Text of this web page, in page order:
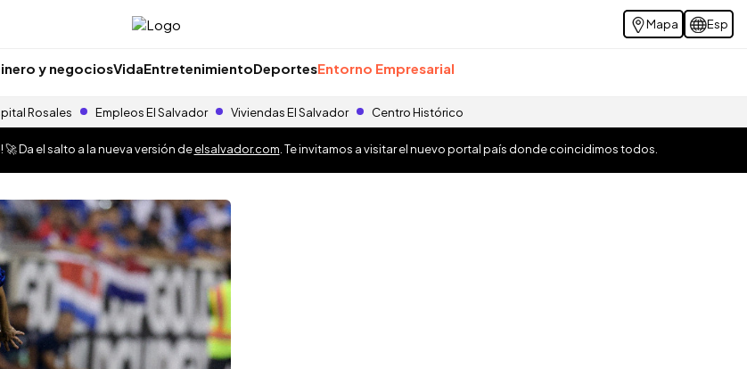
Mapa Esp
y negociosVidaEntretenimientoDeportesEntorno Empresarial
Rosales Empleos El Salvador Viviendas El Salvador Centro Histórico
Da el salto a la nueva versión deelsalvador.com . Te invitamos a visitar el nuevo portal país donde coincidimos todos.